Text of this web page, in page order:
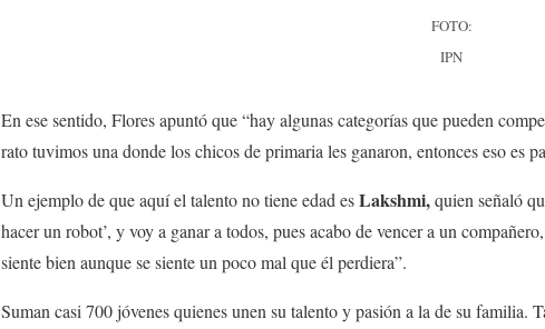
FOTO:
IPN
En ese sentido, Flores apuntó que “hay algunas categorías que pueden
rato tuvimos una donde los chicos de primaria les ganaron, entonces eso es
Un ejemplo de que aquí el talento no tiene edad esLakshmi,quien señaló
hacer un robot’, y voy a ganar a todos, pues acabo de vencer a un
siente bien aunque se siente un poco mal que él perdiera”.
Suman casi 700 jóvenes quienes unen su talento y pasión a la de su familia.